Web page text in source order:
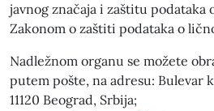
javnog značaja i zaštitu podataka
Zakonom o zaštiti podataka o
Nadležnom organu se možete
putem pošte, na adresu: Bulevar
11120 Beograd, Srbija;